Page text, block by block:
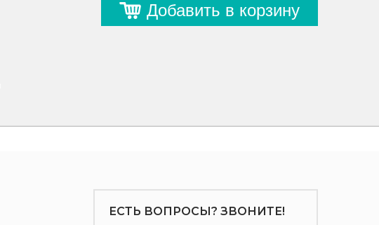
Добавить в корзину
ЕСТЬ ВОПРОСЫ? ЗВОНИТЕ!